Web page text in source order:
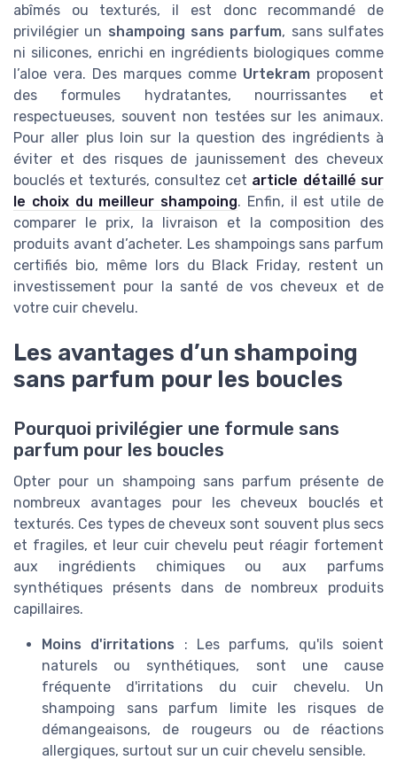
abîmés ou texturés, il est donc recommandé de
privilégier un shampoing sans parfum, sans sulfates
ni silicones, enrichi en ingrédients biologiques comme
l’aloe vera. Des marques comme Urtekram proposent
des formules hydratantes, nourrissantes et
respectueuses, souvent non testées sur les animaux.
Pour aller plus loin sur la question des ingrédients à
éviter et des risques de jaunissement des cheveux
bouclés et texturés, consultez cet article détaillé sur
le choix du meilleur shampoing. Enfin, il est utile de
comparer le prix, la livraison et la composition des
produits avant d’acheter. Les shampoings sans parfum
certifiés bio, même lors du Black Friday, restent un
investissement pour la santé de vos cheveux et de
votre cuir chevelu.
Les avantages d’un shampoing
sans parfum pour les boucles
Pourquoi privilégier une formule sans
parfum pour les boucles
Opter pour un shampoing sans parfum présente de
nombreux avantages pour les cheveux bouclés et
texturés. Ces types de cheveux sont souvent plus secs
et fragiles, et leur cuir chevelu peut réagir fortement
aux ingrédients chimiques ou aux parfums
synthétiques présents dans de nombreux produits
capillaires.
Moins d'irritations : Les parfums, qu'ils soient
naturels ou synthétiques, sont une cause
fréquente d'irritations du cuir chevelu. Un
shampoing sans parfum limite les risques de
démangeaisons, de rougeurs ou de réactions
allergiques, surtout sur un cuir chevelu sensible.